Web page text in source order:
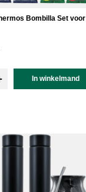
Bombilla Set voor
In winkelmand